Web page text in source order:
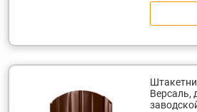
Версаль,